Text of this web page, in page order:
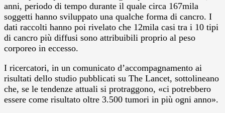
anni, periodo di tempo durante il quale circa 167mila
soggetti hanno sviluppato una qualche forma di cancro. I
dati raccolti hanno poi rivelato che 12mila casi tra i 10 tipi
di cancro più diffusi sono attribuibili proprio al peso
corporeo in eccesso.
I ricercatori, in un comunicato d’accompagnamento ai
risultati dello studio pubblicati su The Lancet, sottolineano
che, se le tendenze attuali si protraggono, «ci potrebbero
essere come risultato oltre 3.500 tumori in più ogni anno».